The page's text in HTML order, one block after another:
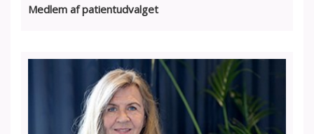
Medlem af patientudvalget